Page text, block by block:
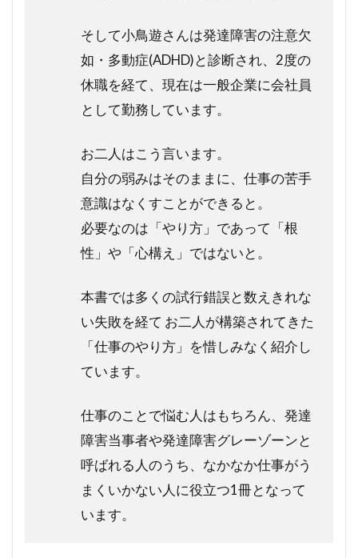
そして小鳥遊さんは発達障害の注意欠
如・多動症(ADHD)と診断され、2度の
休職を経て、現在は一般企業に会社員
として勤務しています。
お二人はこう言います。
自分の弱みはそのままに、仕事の苦手
意識はなくすことができると。
必要なのは「やり方」であって「根
性」や「心構え」ではないと。
本書では多くの試行錯誤と数えきれな
い失敗を経て お二人が構築されてきた
「仕事のやり方」を惜しみなく紹介し
ています。
仕事のことで悩む人はもちろん、発達
障害当事者や発達障害グレーゾーンと
呼ばれる人のうち、なかなか仕事がう
まくいかない人に役立つ1冊となって
います。